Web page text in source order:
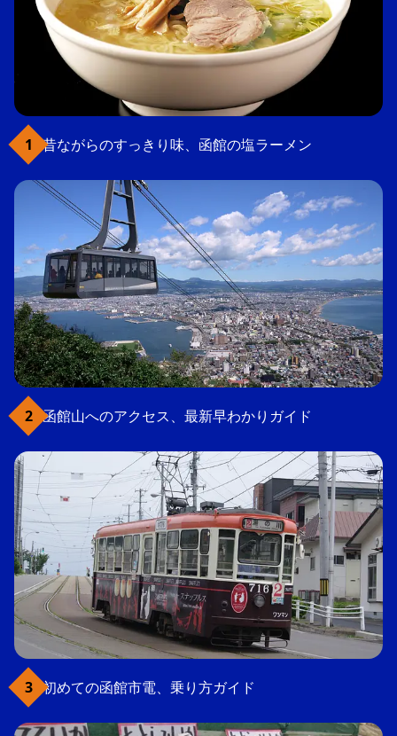
昔ながらのすっきり味、函館の塩ラーメン
函館山へのアクセス、最新早わかりガイド
初めての函館市電、乗り方ガイド